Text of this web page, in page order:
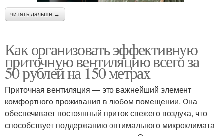
читать дальше →
Как организовать эффективную
приточную вентиляцию всего за
50 рублей на 150 метрах
Приточная вентиляция — это важнейший элемент
комфортного проживания в любом помещении. Она
обеспечивает постоянный приток свежего воздуха, что
способствует поддержанию оптимального микроклимата